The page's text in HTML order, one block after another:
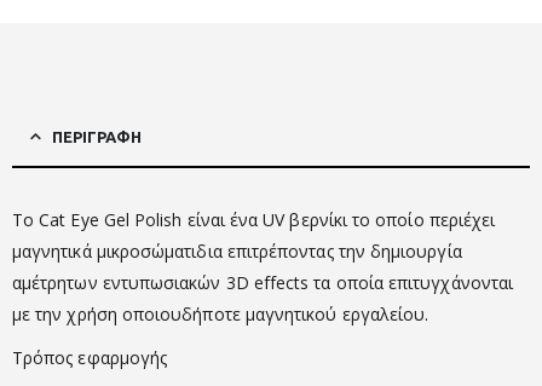
ΠΕΡΙΓΡΑΦΉ
Το Cat Eye Gel Polish είναι ένα UV βερνίκι το οποίο περιέχει
μαγνητικά μικροσώματιδια επιτρέποντας την δημιουργία
αμέτρητων εντυπωσιακών 3D effects τα οποία επιτυγχάνονται
με την χρήση οποιουδήποτε μαγνητικού εργαλείου.
Τρόπος εφαρμογής